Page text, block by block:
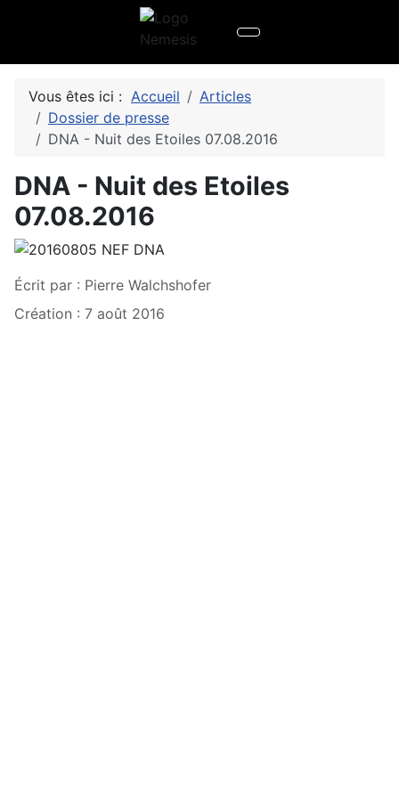
Vous êtes ici : Accueil
Articles
Dossier de presse
DNA - Nuit des Etoiles 07.08.2016
DNA - Nuit des Etoiles
07.08.2016
Écrit par : Pierre Walchshofer
Création : 7 août 2016